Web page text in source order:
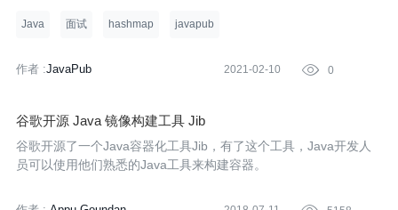
Java 面试 hashmap javapub
作者 :JavaPub 2021-02-10  0
谷歌开源 Java 镜像构建工具 Jib
谷歌开源了一个Java容器化工具Jib，有了这个工具，Java开发人
员可以使用他们熟悉的Java工具来构建容器。